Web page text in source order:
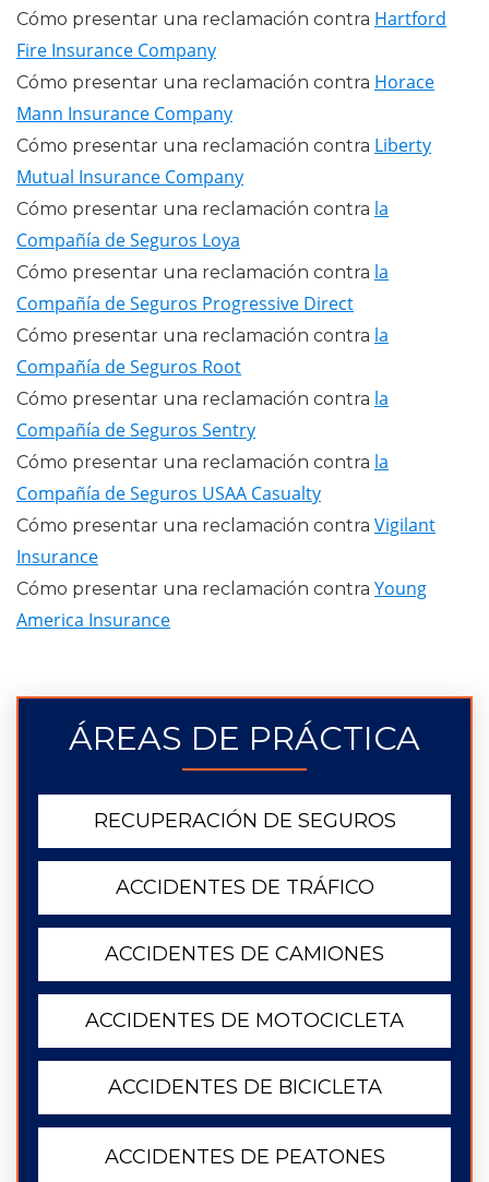
Cómo presentar una reclamación contra Hartford
Fire Insurance Company
Cómo presentar una reclamación contra Horace
Mann Insurance Company
Cómo presentar una reclamación contra Liberty
Mutual Insurance Company
Cómo presentar una reclamación contra la
Compañía de Seguros Loya
Cómo presentar una reclamación contra la
Compañía de Seguros Progressive Direct
Cómo presentar una reclamación contra la
Compañía de Seguros Root
Cómo presentar una reclamación contra la
Compañía de Seguros Sentry
Cómo presentar una reclamación contra la
Compañía de Seguros USAA Casualty
Cómo presentar una reclamación contra Vigilant
Insurance
Cómo presentar una reclamación contra Young
America Insurance
ÁREAS DE PRÁCTICA
RECUPERACIÓN DE SEGUROS
ACCIDENTES DE TRÁFICO
ACCIDENTES DE CAMIONES
ACCIDENTES DE MOTOCICLETA
ACCIDENTES DE BICICLETA
ACCIDENTES DE PEATONES